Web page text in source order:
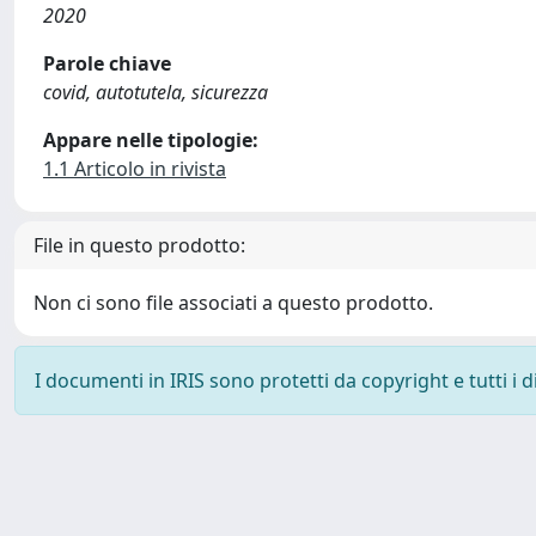
2020
Parole chiave
covid, autotutela, sicurezza
Appare nelle tipologie:
1.1 Articolo in rivista
File in questo prodotto:
Non ci sono file associati a questo prodotto.
I documenti in IRIS sono protetti da copyright e tutti i